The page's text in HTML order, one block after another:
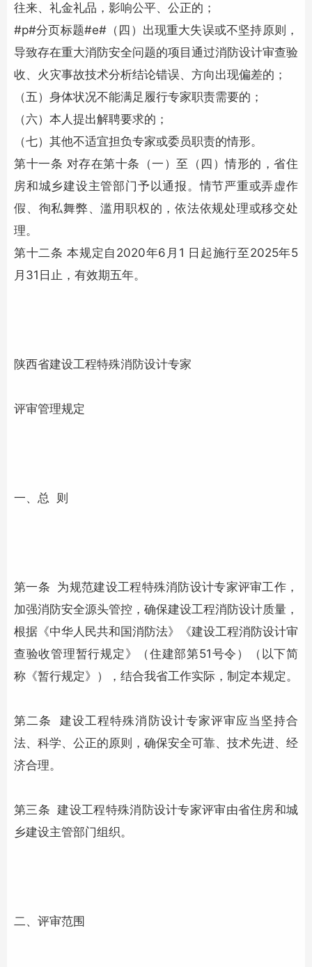
往来、礼金礼品，影响公平、公正的；
#p#分页标题#e#（四）出现重大失误或不坚持原则，
导致存在重大消防安全问题的项目通过消防设计审查验
收、火灾事故技术分析结论错误、方向出现偏差的；
（五）身体状况不能满足履行专家职责需要的；
（六）本人提出解聘要求的；
（七）其他不适宜担负专家或委员职责的情形。
第十一条 对存在第十条（一）至（四）情形的，省住
房和城乡建设主管部门予以通报。情节严重或弄虚作
假、徇私舞弊、滥用职权的，依法依规处理或移交处
理。
第十二条 本规定自2020年6月1 日起施行至2025年5
月31日止，有效期五年。
陕西省建设工程特殊消防设计专家
评审管理规定
一、总 则
第一条 为规范建设工程特殊消防设计专家评审工作，
加强消防安全源头管控，确保建设工程消防设计质量，
根据《中华人民共和国消防法》《建设工程消防设计审
查验收管理暂行规定》（住建部第51号令）（以下简
称《暂行规定》），结合我省工作实际，制定本规定。
第二条 建设工程特殊消防设计专家评审应当坚持合
法、科学、公正的原则，确保安全可靠、技术先进、经
济合理。
第三条 建设工程特殊消防设计专家评审由省住房和城
乡建设主管部门组织。
二、评审范围